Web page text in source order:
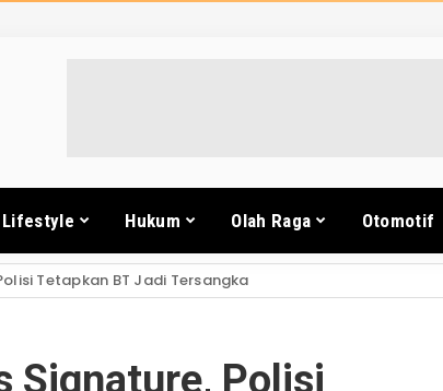
Lifestyle Hukum Olah Raga Otomotif
Tetapkan BT Jadi Tersangka
Signature, Polisi